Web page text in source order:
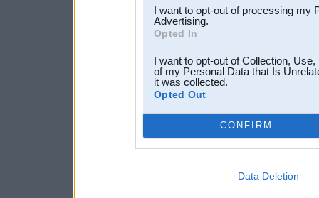
I want to opt-out of processing my
Advertising.
Opted In
I want to opt-out of Collection,
of my Personal Data that Is
it was collected.
Opted Out
CONFIRM
Data Deletion